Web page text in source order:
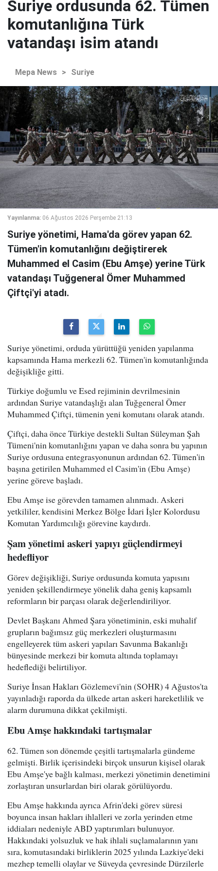
Suriye ordusunda 62. Tümen
komutanlığına Türk
vatandaşı isim atandı
Mepa News > Suriye
Yayınlanma: 06 Ağustos 2026 Perşembe 21:13
Suriye yönetimi, Hama'da görev yapan 62.
Tümen'in komutanlığını değiştirerek
Muhammed el Casim (Ebu Amşe) yerine Türk
vatandaşı Tuğgeneral Ömer Muhammed
Çiftçi'yi atadı.
Suriye yönetimi, orduda yürüttüğü yeniden yapılanma
kapsamında Hama merkezli 62. Tümen'in komutanlığında
değişikliğe gitti.
Türkiye doğumlu ve Esed rejiminin devrilmesinin
ardından Suriye vatandaşlığı alan Tuğgeneral Ömer
Muhammed Çiftçi, tümenin yeni komutanı olarak atandı.
Çiftçi, daha önce Türkiye destekli Sultan Süleyman Şah
Tümeni'nin komutanlığını yapan ve daha sonra bu yapının
Suriye ordusuna entegrasyonunun ardından 62. Tümen'in
başına getirilen Muhammed el Casim'in (Ebu Amşe)
yerine göreve başladı.
Ebu Amşe ise görevden tamamen alınmadı. Askeri
yetkililer, kendisini Merkez Bölge İdari İşler Kolordusu
Komutan Yardımcılığı görevine kaydırdı.
Şam yönetimi askeri yapıyı güçlendirmeyi
hedefliyor
Görev değişikliği, Suriye ordusunda komuta yapısını
yeniden şekillendirmeye yönelik daha geniş kapsamlı
reformların bir parçası olarak değerlendiriliyor.
Devlet Başkanı Ahmed Şara yönetiminin, eski muhalif
grupların bağımsız güç merkezleri oluşturmasını
engelleyerek tüm askeri yapıları Savunma Bakanlığı
bünyesinde merkezi bir komuta altında toplamayı
hedeflediği belirtiliyor.
Suriye İnsan Hakları Gözlemevi'nin (SOHR) 4 Ağustos'ta
yayınladığı raporda da ülkede artan askeri hareketlilik ve
alarm durumuna dikkat çekilmişti.
Ebu Amşe hakkındaki tartışmalar
62. Tümen son dönemde çeşitli tartışmalarla gündeme
gelmişti. Birlik içerisindeki birçok unsurun kişisel olarak
Ebu Amşe'ye bağlı kalması, merkezi yönetimin denetimini
zorlaştıran unsurlardan biri olarak görülüyordu.
Ebu Amşe hakkında ayrıca Afrin'deki görev süresi
boyunca insan hakları ihlalleri ve zorla yerinden etme
iddiaları nedeniyle ABD yaptırımları bulunuyor.
Hakkındaki yolsuzluk ve hak ihlali suçlamalarının yanı
sıra, komutasındaki birliklerin 2025 yılında Lazkiye'deki
mezhep temelli olaylar ve Süveyda çevresinde Dürzilerle